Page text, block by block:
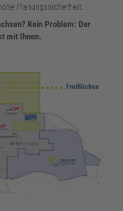
Planungssicherheit.
Kein Problem: Der
mit Ihnen.